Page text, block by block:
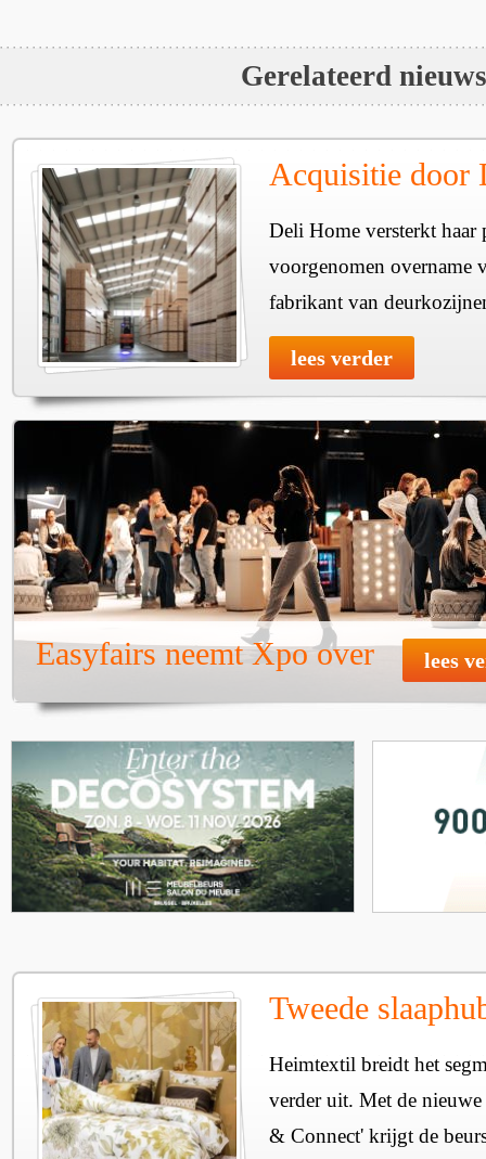
Gerelateerd nieuws
Acquisitie door
Deli Home versterkt haar
voorgenomen overname
fabrikant van
lees verder
Easyfairs neemt Xpo over lees
Tweede
Heimtextil breidt het
verder uit. Met de
& Connect' krijgt de